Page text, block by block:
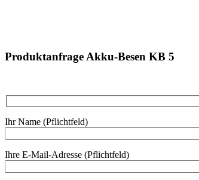
Produktanfrage Akku-Besen KB 5
Ihr Name (Pflichtfeld)
Ihre E-Mail-Adresse (Pflichtfeld)